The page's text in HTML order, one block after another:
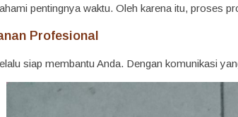
pentingnya waktu. Oleh karena itu, proses
Profesional
siap membantu Anda. Dengan komunikasi